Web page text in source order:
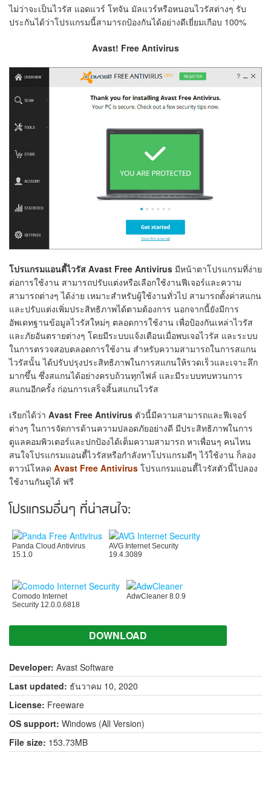
ไม่ว่าจะเป็นไวรัส แอดแวร์ โทจัน มัลแวร์​หรือหนอนไวรัสต่างๆ รับ
ประกันได้ว่าโปรแกรมนี้สามารถป้องกันได้อย่างดีเยี่ยมเกือบ 100%
Avast! Free Antivirus
โปรแกรมแอนตี้ไวรัส Avast Free Antivirus มีหน้าตาโปรแกรมที่ง่าย
ต่อการใช้งาน สามารถปรับแต่งหรือเลือกใช้งานฟีเจอร์และความ
สามารถต่างๆ ได้ง่าย เหมาะสำหรับผู้ใช้งานทั่วไป สามารถตั้งค่าสแกน
และปรับแต่งเพิ่มประสิทธิภาพได้ตามต้องการ นอกจากนี้ยังมีการ
อัพเดทฐานข้อมูลไวรัสใหม่ๆ ตลอดการใช้งาน เพื่อป้องกันเหล่าไวรัส
และภัยอันตรายต่างๆ โดยมีระบบแจ้งเตือนเมื่อพบเจอไวรัส และระบบ
ในการตรวจสอบตลอดการใช้งาน สำหรับความสามารถในการสแกน
ไวรัสนั้น ได้ปรับปรุงประสิทธิภาพในการสแกนให้รวดเร็วและเจาะลึก
มากขึ้น ซึ่งสแกนได้อย่างครบถ้วนทุกไฟล์ และมีระบบทบทวนการ
สแกนอีกครั้ง ก่อนการเสร็จสิ้นสแกนไวรัส
เรียกได้ว่า Avast Free Antivirus ตัวนี้มีความสามารถและฟีเจอร์
ต่างๆ ในการจัดการด้านความปลอดภัยอย่างดี มีประสิทธิภาพในการ
ดูแลคอมพิวเตอร์และปกป้องได้เต็มความสามารถ หาเพื่อนๆ คนไหน
สนใจโปรแกรมแอนตี้ไวรัสหรือกำลังหาโปรแกรมดีๆ ไว้ใช้งาน ก็ลอง
ดาวน์โหลด Avast Free Antivirus โปรแกรมแอนตี้ไวรัสตัวนี้ไปลอง
ใช้งานกันดูได้ ฟรี
โปรแกรมอื่นๆ ที่น่าสนใจ:
Panda Cloud Antivirus
15.1.0
AVG Internet Security
19.4.3089
Comodo Internet
Security 12.0.0.6818
AdwCleaner 8.0.9
DOWNLOAD
Developer: Avast Software
Last updated: ธันวาคม 10, 2020
License: Freeware
OS support: Windows (All Version)
File size: 153.73MB